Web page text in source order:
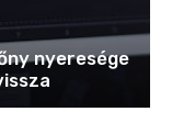
nyeresége